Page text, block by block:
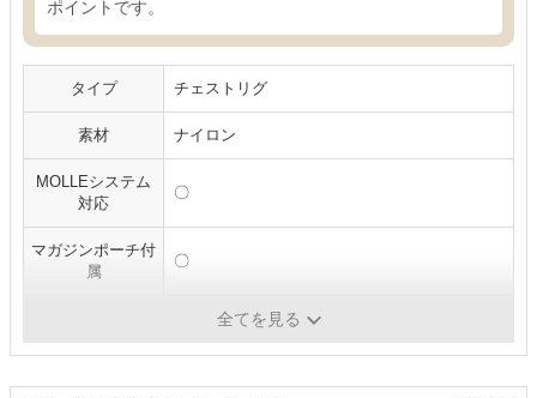
ポイントです。
タイプ チェストリグ
素材 ナイロン
MOLLEシステム
対応
〇
マガジンポーチ付
属
〇
フリーサイズ
全てを見る